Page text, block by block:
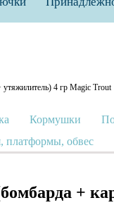
4 гр Magic Trout
Кормушки
платформы, обвес
+